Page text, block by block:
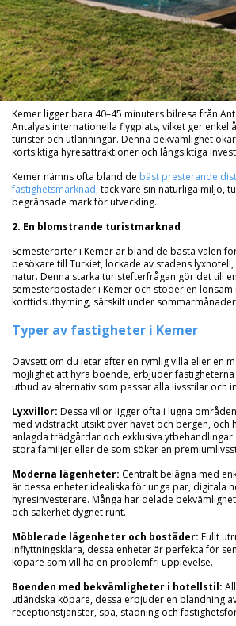
Kemer ligger bara 40–45 minuters bilresa från
Antalyas internationella flygplats, vilket ger enkel
turister och utlänningar. Denna bekvämlighet
kortsiktiga hyresattraktioner och långsiktiga
Kemer nämns ofta bland de bäst presterande
fastighetsmarknad, tack vare sin naturliga miljö,
begränsade mark för utveckling.
2. En blomstrande turistmarknad
Semesterorter i Kemer är bland de bästa valen
besökare till Turkiet, lockade av stadens
natur. Denna starka turistefterfrågan gör det till
semesterbostäder i Kemer och stöder en
korttidsuthyrning, särskilt under
Typer av fastigheter i Kemer
Oavsett om du letar efter en rymlig villa eller en
möjlighet att hyra boende, erbjuder
utbud av alternativ som passar alla livsstilar och
Lyxvillor: Dessa villor ligger ofta i lugna
med vidsträckt utsikt över havet och bergen, och
anlagda trädgårdar och exklusiva
stora familjer eller de som söker en
Moderna lägenheter: Centralt belägna med
är dessa enheter idealiska för unga par, digitala
hyresinvesterare. Många har delade
och säkerhet dygnet runt.
Möblerade lägenheter och bostäder: Fullt
inflyttningsklara, dessa enheter är perfekta för
köpare som vill ha en problemfri upplevelse.
Boenden med bekvämligheter i hotellstil:
utländska köpare, dessa erbjuder en blandning
receptionstjänster, spa, städning och